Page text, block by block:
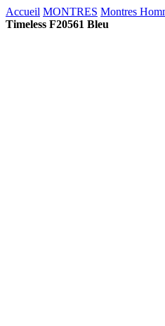
Accueil MONTRES Montres
Timeless F20561 Bleu